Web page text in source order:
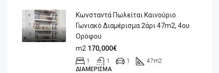
Κωνσταντά Πωλείται Καινούριο
Γωνιακό Διαμέρισμα 2άρι 47m2, 4ου
Ορόφου
m2 170,000€
1 1 1 47m2
ΔΙΑΜΈΡΙΣΜΑ